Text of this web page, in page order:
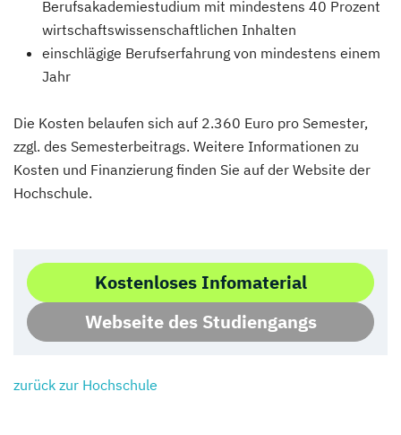
Berufsakademiestudium mit mindestens 40 Prozent
wirtschaftswissenschaftlichen Inhalten
einschlägige Berufserfahrung von mindestens einem
Jahr
Die Kosten belaufen sich auf 2.360 Euro pro Semester,
zzgl. des Semesterbeitrags. Weitere Informationen zu
Kosten und Finanzierung finden Sie auf der Website der
Hochschule.
Kostenloses Infomaterial
Webseite des Studiengangs
zurück zur Hochschule